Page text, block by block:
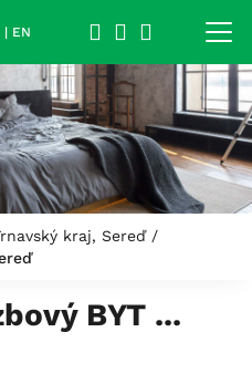
| EN
kraj, Sereď /
BYT ...